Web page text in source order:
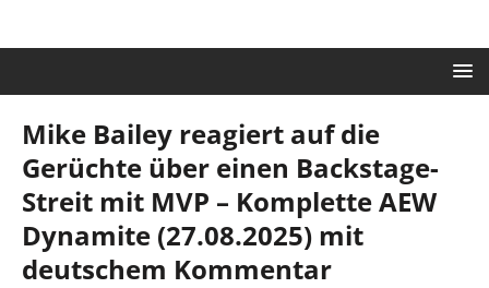
Mike Bailey reagiert auf die
Gerüchte über einen Backstage-
Streit mit MVP – Komplette AEW
Dynamite (27.08.2025) mit
deutschem Kommentar